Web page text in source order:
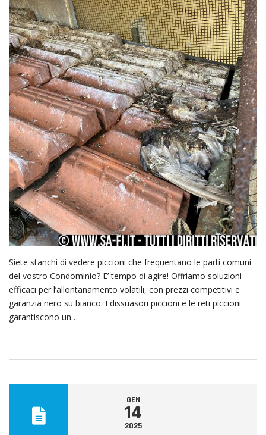
Siete stanchi di vedere piccioni che frequentano le parti comuni
del vostro Condominio? E’ tempo di agire! Offriamo soluzioni
efficaci per l’allontanamento volatili, con prezzi competitivi e
garanzia nero su bianco. I dissuasori piccioni e le reti piccioni
garantiscono un…
GEN
14
2025